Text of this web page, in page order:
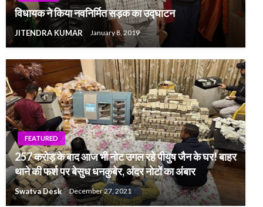
विधायक ने किया नवनिर्मित सड़क का उद्घाटन
JITENDRA KUMAR January 8, 2019
FEATURED
257 करोड़ के बाद आज भी नोट उगल रहे पीयुष जैन के घर! बाहर
थाने की फर्श पर बेसुध धनकुबेर, अंदर नोटों का अंबार
Swatva Desk December 27, 2021